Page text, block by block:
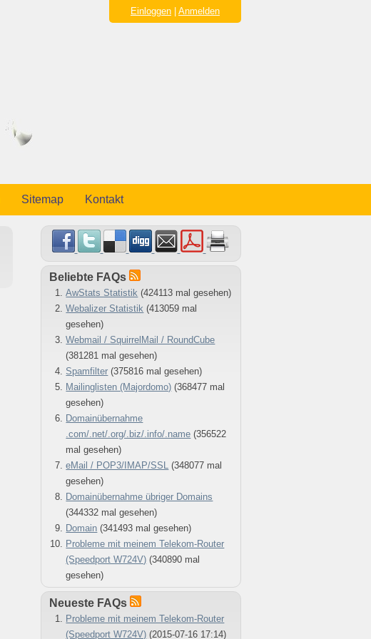
Einloggen Anmelden
Sitemap Kontakt
Beliebte FAQs
AwStats Statistik (424113 mal gesehen)
Webalizer Statistik (413059 mal
gesehen)
Webmail / SquirrelMail / RoundCube
(381281 mal gesehen)
Spamfilter (375816 mal gesehen)
Mailinglisten (Majordomo) (368477 mal
gesehen)
Domainübernahme
.com/.net/.org/.biz/.info/.name (356522
mal gesehen)
eMail / POP3/IMAP/SSL (348077 mal
gesehen)
Domainübernahme übriger Domains
(344332 mal gesehen)
Domain (341493 mal gesehen)
Probleme mit meinem Telekom-Router
(Speedport W724V) (340890 mal
gesehen)
Neueste FAQs
Probleme mit meinem Telekom-Router
(Speedport W724V) (2015-07-16 17:14)